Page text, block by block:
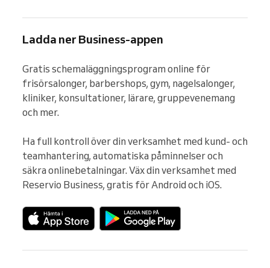
Ladda ner Business-appen
Gratis schemaläggningsprogram online för
frisörsalonger, barbershops, gym, nagelsalonger,
kliniker, konsultationer, lärare, gruppevenemang
och mer.
Ha full kontroll över din verksamhet med kund- och
teamhantering, automatiska påminnelser och
säkra onlinebetalningar. Väx din verksamhet med
Reservio Business, gratis för Android och iOS.